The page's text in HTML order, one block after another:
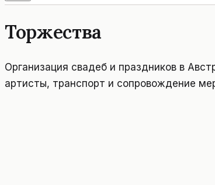
Торжества
Организация свадеб и праздников в
артисты, транспорт и сопровождение